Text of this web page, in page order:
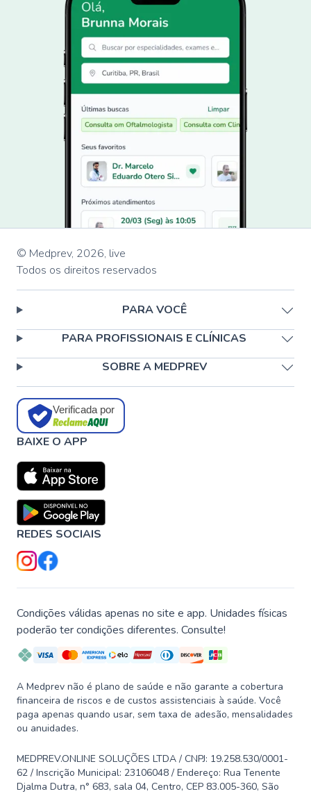
© Medprev, 2026, live
Todos os direitos reservados
PARA VOCÊ
PARA PROFISSIONAIS E CLÍNICAS
SOBRE A MEDPREV
Verificada por
BAIXE O APP
REDES SOCIAIS
Condições válidas apenas no site e app. Unidades físicas
poderão ter condições diferentes. Consulte!
A Medprev não é plano de saúde e não garante a cobertura
financeira de riscos e de custos assistenciais à saúde. Você
paga apenas quando usar, sem taxa de adesão, mensalidades
ou anuidades.
MEDPREV.ONLINE SOLUÇÕES LTDA / CNPJ: 19.258.530/0001-
62 / Inscrição Municipal: 23106048 / Endereço: Rua Tenente
Djalma Dutra, n° 683, sala 04, Centro, CEP 83.005-360, São